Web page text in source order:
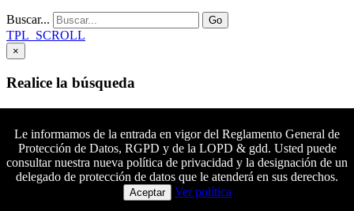
Buscar... Go
TPL_SCROLL
×
Realice la búsqueda
Buscar
Síguenos en Facebook
Síguenos en Twitter
Síguenos en YouTube
Síguenos en instagram
Colaboradores principales
Le informamos de la entrada en vigor del Reglamento General de
Protección de Datos, RGPD y de la LOPD & gdd. Usted puede
consultar nuestra nueva política de privacidad y la designación de un
delegado de protección de datos que le atenderá en sus derechos.
Aceptar Ver política